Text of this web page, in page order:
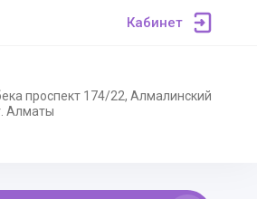
Кабинет
проспект 174/22, Алмалинский
Алматы